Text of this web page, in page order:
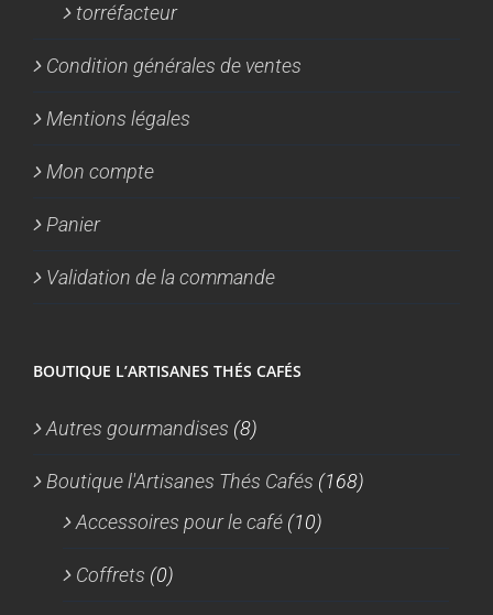
torréfacteur
Condition générales de ventes
Mentions légales
Mon compte
Panier
Validation de la commande
BOUTIQUE L’ARTISANES THÉS CAFÉS
Autres gourmandises (8)
Boutique l'Artisanes Thés Cafés (168)
Accessoires pour le café (10)
Coffrets (0)